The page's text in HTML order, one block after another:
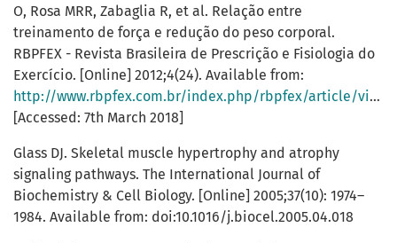
O, Rosa MRR, Zabaglia R, et al. Relação entre
treinamento de força e redução do peso corporal.
RBPFEX - Revista Brasileira de Prescrição e Fisiologia do
Exercício. [Online] 2012;4(24). Available from:
http://www.rbpfex.com.br/index.php/rbpfex/article/view/291
[Accessed: 7th March 2018]
Glass DJ. Skeletal muscle hypertrophy and atrophy
signaling pathways. The International Journal of
Biochemistry & Cell Biology. [Online] 2005;37(10): 1974–
1984. Available from: doi:10.1016/j.biocel.2005.04.018